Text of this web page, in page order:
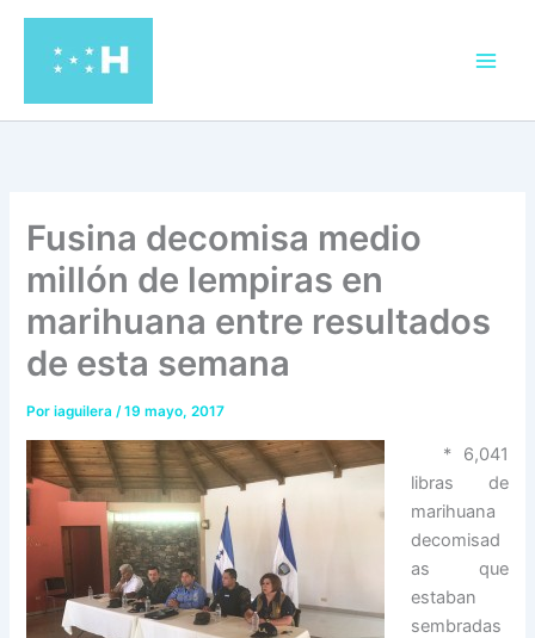
contenido
Fusina decomisa medio
millón de lempiras en
marihuana entre resultados
de esta semana
Poriaguilera/19 mayo, 2017
* 6,041
libras de
marihuana
decomisad
as que
estaban
sembradas